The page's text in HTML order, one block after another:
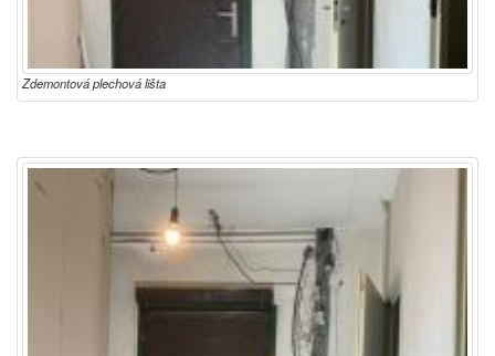
Zdemontová plechová lišta